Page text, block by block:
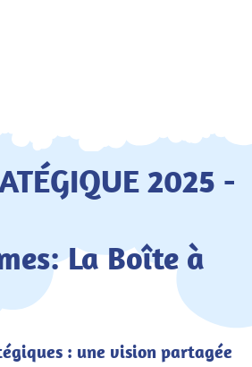
2025 -
La Boîte à
: une vision partagée